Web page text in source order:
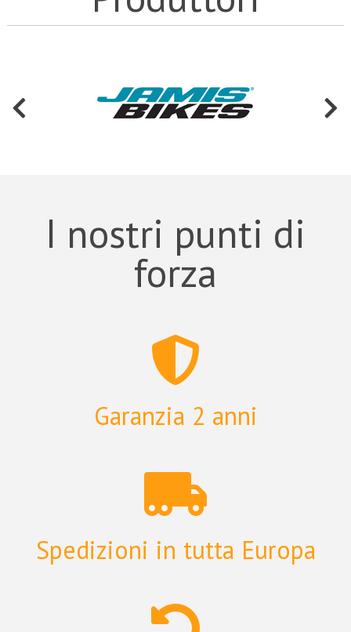
I nostri punti di
forza
Garanzia 2 anni
Spedizioni in tutta Europa